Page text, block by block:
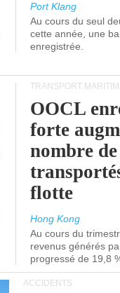
Port Klang
Au cours du seul
cette année, une
enregistrée.
TRANSPORT
OOCL
forte
nombre
flotte
Hong Kong
Au cours du
revenus générés
progressé de 19,8
ACCIDENTS